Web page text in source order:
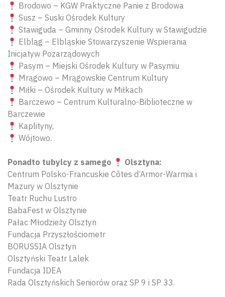
Brodowo – KGW Praktyczne Panie z Brodowa
Susz – Suski Ośrodek Kultury
Stawiguda – Gminny Ośrodek Kultury w Stawigudzie
Elbląg – Elbląskie Stowarzyszenie Wspierania
Inicjatyw Pozarządowych
Pasym – Miejski Ośrodek Kultury w Pasymiu
Mrągowo – Mrągowskie Centrum Kultury
Miłki – Ośrodek Kultury w Miłkach
Barczewo – Centrum Kulturalno-Biblioteczne w
Barczewie
Kaplityny,
Wójtowo.
Ponadto tubylcy z samego
Olsztyna:
Centrum Polsko-Francuskie Côtes d’Armor-Warmia i
Mazury w Olsztynie
Teatr Ruchu Lustro
BabaFest w Olsztynie
Pałac Młodzieży Olsztyn
Fundacja Przyszłościometr
BORUSSIA Olsztyn
Olsztyński Teatr Lalek
Fundacja IDEA
Rada Olsztyńskich Seniorów oraz SP 9 i SP 33.